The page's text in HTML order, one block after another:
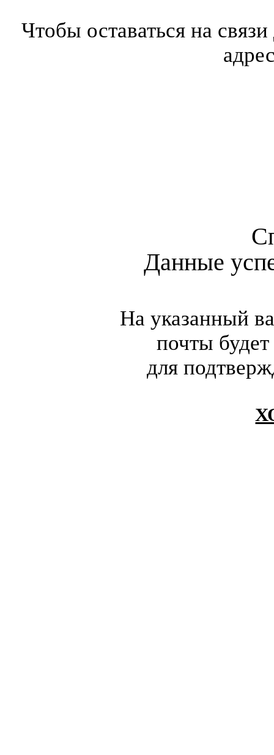
Чтобы оставаться на
Данные
На указанный
почты
для